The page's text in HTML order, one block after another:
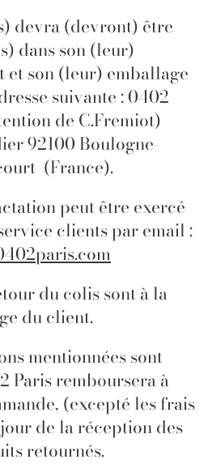
devra (devront) être
dans son (leur)
et son (leur) emballage
suivante : 0402
de C.Fremiot)
92100 Boulogne-
(France).
peut être exercé
clients par email :
du colis sont à la
du client.
mentionnées sont
Paris remboursera à
(excepté les frais
de la réception des
retournés.